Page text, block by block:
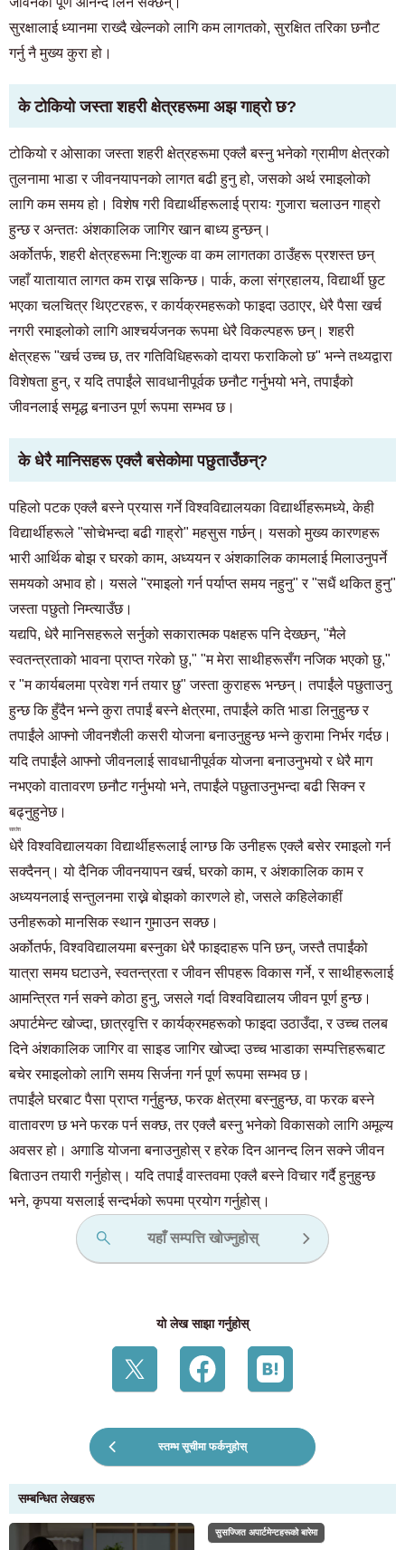
सुरक्षालाई ध्यानमा राख्दै खेल्नको लागि कम लागतको, सुरक्षित तरिका छनौट
गर्नु नै मुख्य कुरा हो।
के टोकियो जस्ता शहरी क्षेत्रहरूमा अझ गाह्रो छ?
टोकियो र ओसाका जस्ता शहरी क्षेत्रहरूमा एक्लै बस्नु भनेको ग्रामीण क्षेत्रको
तुलनामा भाडा र जीवनयापनको लागत बढी हुनु हो, जसको अर्थ रमाइलोको
लागि कम समय हो। विशेष गरी विद्यार्थीहरूलाई प्रायः गुजारा चलाउन गाह्रो
हुन्छ र अन्ततः अंशकालिक जागिर खान बाध्य हुन्छन्।
अर्कोतर्फ, शहरी क्षेत्रहरूमा नि:शुल्क वा कम लागतका ठाउँहरू प्रशस्त छन्
जहाँ यातायात लागत कम राख्न सकिन्छ। पार्क, कला संग्रहालय, विद्यार्थी छुट
भएका चलचित्र थिएटरहरू, र कार्यक्रमहरूको फाइदा उठाएर, धेरै पैसा खर्च
नगरी रमाइलोको लागि आश्चर्यजनक रूपमा धेरै विकल्पहरू छन्। शहरी
क्षेत्रहरू "खर्च उच्च छ, तर गतिविधिहरूको दायरा फराकिलो छ" भन्ने तथ्यद्वारा
विशेषता हुन्, र यदि तपाईंले सावधानीपूर्वक छनौट गर्नुभयो भने, तपाईंको
जीवनलाई समृद्ध बनाउन पूर्ण रूपमा सम्भव छ।
के धेरै मानिसहरू एक्लै बसेकोमा पछुताउँछन्?
पहिलो पटक एक्लै बस्ने प्रयास गर्ने विश्वविद्यालयका विद्यार्थीहरूमध्ये, केही
विद्यार्थीहरूले "सोचेभन्दा बढी गाह्रो" महसुस गर्छन्। यसको मुख्य कारणहरू
भारी आर्थिक बोझ र घरको काम, अध्ययन र अंशकालिक कामलाई मिलाउनुपर्ने
समयको अभाव हो। यसले "रमाइलो गर्न पर्याप्त समय नहुनु" र "सधैं थकित हुनु"
जस्ता पछुतो निम्त्याउँछ।
यद्यपि, धेरै मानिसहरूले सर्नुको सकारात्मक पक्षहरू पनि देख्छन्, "मैले
स्वतन्त्रताको भावना प्राप्त गरेको छु," "म मेरा साथीहरूसँग नजिक भएको छु,"
र "म कार्यबलमा प्रवेश गर्न तयार छु" जस्ता कुराहरू भन्छन्। तपाईंले पछुताउनु
हुन्छ कि हुँदैन भन्ने कुरा तपाईं बस्ने क्षेत्रमा, तपाईंले कति भाडा लिनुहुन्छ र
तपाईंले आफ्नो जीवनशैली कसरी योजना बनाउनुहुन्छ भन्ने कुरामा निर्भर गर्दछ।
यदि तपाईंले आफ्नो जीवनलाई सावधानीपूर्वक योजना बनाउनुभयो र धेरै माग
नभएको वातावरण छनौट गर्नुभयो भने, तपाईंले पछुताउनुभन्दा बढी सिक्न र
बढ्नुहुनेछ।
सारांश
धेरै विश्वविद्यालयका विद्यार्थीहरूलाई लाग्छ कि उनीहरू एक्लै बसेर रमाइलो गर्न
सक्दैनन्। यो दैनिक जीवनयापन खर्च, घरको काम, र अंशकालिक काम र
अध्ययनलाई सन्तुलनमा राख्ने बोझको कारणले हो, जसले कहिलेकाहीं
उनीहरूको मानसिक स्थान गुमाउन सक्छ।
अर्कोतर्फ, विश्वविद्यालयमा बस्नुका धेरै फाइदाहरू पनि छन्, जस्तै तपाईंको
यात्रा समय घटाउने, स्वतन्त्रता र जीवन सीपहरू विकास गर्ने, र साथीहरूलाई
आमन्त्रित गर्न सक्ने कोठा हुनु, जसले गर्दा विश्वविद्यालय जीवन पूर्ण हुन्छ।
अपार्टमेन्ट खोज्दा, छात्रवृत्ति र कार्यक्रमहरूको फाइदा उठाउँदा, र उच्च तलब
दिने अंशकालिक जागिर वा साइड जागिर खोज्दा उच्च भाडाका सम्पत्तिहरूबाट
बचेर रमाइलोको लागि समय सिर्जना गर्न पूर्ण रूपमा सम्भव छ।
तपाईंले घरबाट पैसा प्राप्त गर्नुहुन्छ, फरक क्षेत्रमा बस्नुहुन्छ, वा फरक बस्ने
वातावरण छ भने फरक पर्न सक्छ, तर एक्लै बस्नु भनेको विकासको लागि अमूल्य
अवसर हो। अगाडि योजना बनाउनुहोस् र हरेक दिन आनन्द लिन सक्ने जीवन
बिताउन तयारी गर्नुहोस्। यदि तपाईं वास्तवमा एक्लै बस्ने विचार गर्दै हुनुहुन्छ
भने, कृपया यसलाई सन्दर्भको रूपमा प्रयोग गर्नुहोस्।
यहाँ सम्पत्ति खोज्नुहोस्
यो लेख साझा गर्नुहोस्
स्तम्भ सूचीमा फर्कनुहोस्
सम्बन्धित लेखहरू
सुसज्जित अपार्टमेन्टहरूको बारेमा